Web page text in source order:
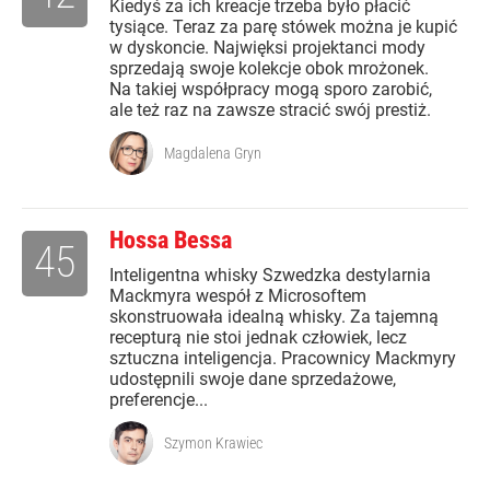
Kiedyś za ich kreacje trzeba było płacić
tysiące. Teraz za parę stówek można je kupić
w dyskoncie. Najwięksi projektanci mody
sprzedają swoje kolekcje obok mrożonek.
Na takiej współpracy mogą sporo zarobić,
ale też raz na zawsze stracić swój prestiż.
Magdalena Gryn
Hossa Bessa
Inteligentna whisky Szwedzka destylarnia
Mackmyra wespół z Microsoftem
skonstruowała idealną whisky. Za tajemną
recepturą nie stoi jednak człowiek, lecz
sztuczna inteligencja. Pracownicy Mackmyry
udostępnili swoje dane sprzedażowe,
preferencje...
45
Szymon Krawiec